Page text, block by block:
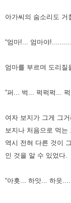
아가씨의 숨소리도 거
“엄마!... 엄마야
엄마를 부르며 도리질
“퍼... 벅... 퍽퍽퍽...
여자 보지가 그게 그
보지나 처음으로 먹는
역시 전혀 다른 것이
인 것을 알 수 있었다.
“아흣... 하앗... 하읏